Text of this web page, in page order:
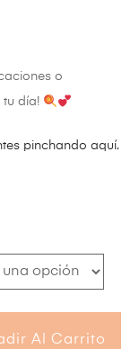
o
tu día!
pinchando aquí.
Al Carrito